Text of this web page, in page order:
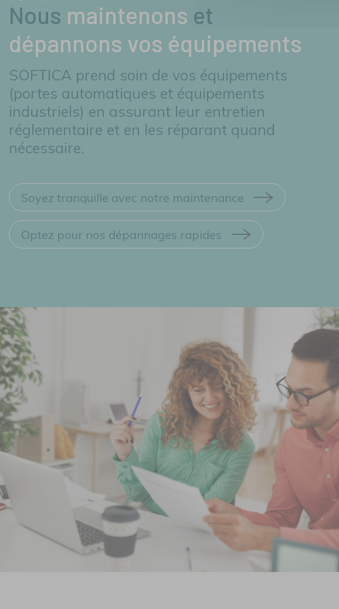
Nous maintenons et
dépannons vos équipements
SOFTICA prend soin de vos équipements
(portes automatiques et équipements
industriels) en assurant leur entretien
réglementaire et en les réparant quand
nécessaire.
Soyez tranquille avec notre maintenance
Optez pour nos dépannages rapides